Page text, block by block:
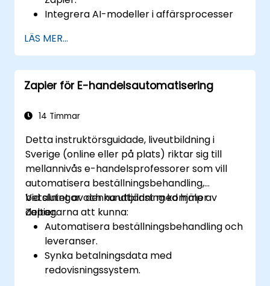
Integrera AI-modeller i affärsprocesser
Optimerar driften genom att
automatisera uppgifter på flera
plattformar.
Övervaka och felsöka automatiserade
LÄS MER...
Zapier för E-handelsautomatisering
14 Timmar
Detta instruktörsguidade, liveutbildning i
Sverige (online eller på plats) riktar sig till
mellannivås e-handelsprofessorer som vill
automatisera beställningsbehandling,
betalningar och kundtjänst med hjälp av
Zapier.
Vid slutet av denna utbildning kommer
deltagarna att kunna:
Automatisera beställningsbehandling och
leveranser.
Synka betalningsdata med
redovisningssystem.